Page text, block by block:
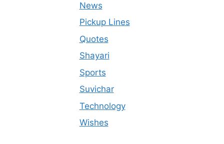
News
Pickup Lines
Quotes
Shayari
Sports
Suvichar
Technology
Wishes